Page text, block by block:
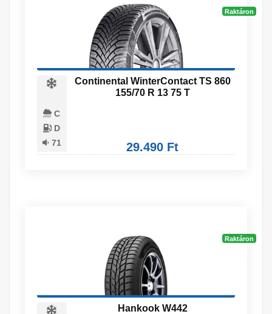
Raktáron
C
D
71
Continental WinterContact TS 860
155/70 R 13 75 T
29.490 Ft
Raktáron
Hankook W442